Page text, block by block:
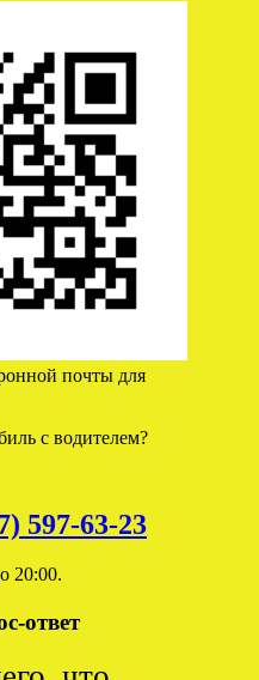
почты для
с водителем?
597-63-23
20:00.
ответ